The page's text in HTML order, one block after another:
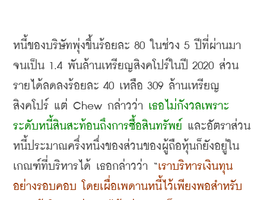
หนี้ของบริษัทพุ่งขึ้นร้อยละ 80 ในช่วง 5 ปีที่ผ่านมา
จนเป็น 1.4 พันล้านเหรียญสิงคโปร์ในปี 2020 ส่วน
รายได้ลดลงร้อยละ 40 เหลือ 309 ล้านเหรียญ
สิงคโปร์ แต่ Chew กล่าวว่า เธอไม่กังวลเพราะ
ระดับหนี้สินสะท้อนถึงการซื้อสินทรัพย์ และอัตราส่วน
หนี้ประมาณครึ่งหนึ่งของส่วนของผู้ถือหุ้นก็ยังอยู่ใน
เกณฑ์ที่บริหารได้ เธอกล่าวว่า “เราบริหารเงินทุน
อย่างรอบคอบ โดยเผื่อเพดานหนี้ไว้เพียงพอสำหรับ